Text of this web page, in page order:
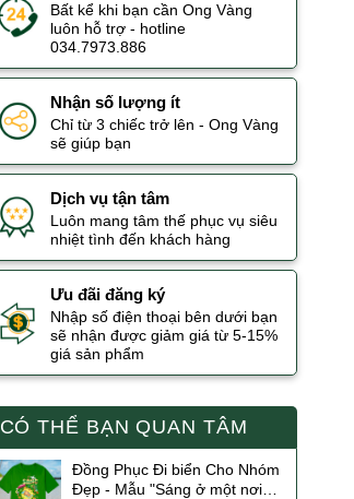
Bất kể khi bạn cần Ong Vàng
luôn hỗ trợ - hotline
034.7973.886
Nhận số lượng ít
Chỉ từ 3 chiếc trở lên - Ong Vàng
sẽ giúp bạn
Dịch vụ tận tâm
Luôn mang tâm thế phục vụ siêu
nhiệt tình đến khách hàng
Ưu đãi đăng ký
Nhập số điện thoại bên dưới bạn
sẽ nhận được giảm giá từ 5-15%
giá sản phẩm
CÓ THỂ BẠN QUAN TÂM
Đồng Phục Đi biển Cho Nhóm
Đẹp - Mẫu "Sáng ở một nơi